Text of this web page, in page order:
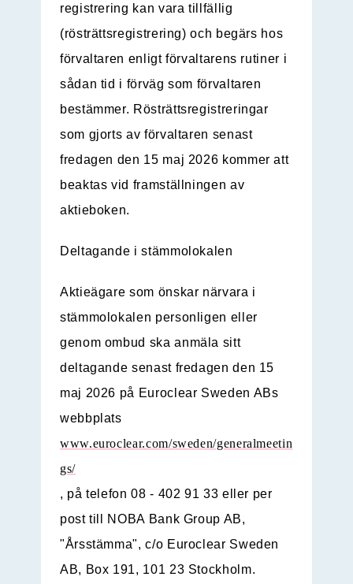
registrering kan vara tillfällig
(rösträttsregistrering) och begärs hos
förvaltaren enligt förvaltarens rutiner i
sådan tid i förväg som förvaltaren
bestämmer. Rösträttsregistreringar
som gjorts av förvaltaren senast
fredagen den 15 maj 2026 kommer att
beaktas vid framställningen av
aktieboken.
Deltagande i stämmolokalen
Aktieägare som önskar närvara i
stämmolokalen personligen eller
genom ombud ska anmäla sitt
deltagande senast fredagen den 15
maj 2026 på Euroclear Sweden ABs
webbplats
www.euroclear.com/sweden/generalmeetin
gs/
, på telefon 08 - 402 91 33 eller per
post till NOBA Bank Group AB,
"Årsstämma", c/o Euroclear Sweden
AB, Box 191, 101 23 Stockholm.